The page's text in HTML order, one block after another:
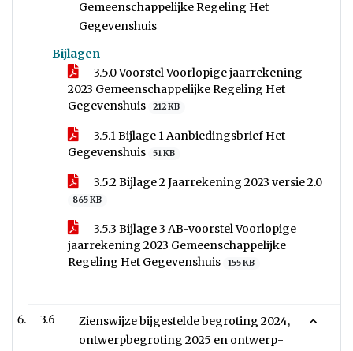
Gemeenschappelijke Regeling Het
Gegevenshuis
Bijlagen
3.5.0 Voorstel Voorlopige jaarrekening
2023 Gemeenschappelijke Regeling Het
Gegevenshuis
212 KB
3.5.1 Bijlage 1 Aanbiedingsbrief Het
Gegevenshuis
51 KB
3.5.2 Bijlage 2 Jaarrekening 2023 versie 2.0
865 KB
3.5.3 Bijlage 3 AB-voorstel Voorlopige
jaarrekening 2023 Gemeenschappelijke
Regeling Het Gegevenshuis
155 KB
3.6
Zienswijze bijgestelde begroting 2024,
ontwerpbegroting 2025 en ontwerp-